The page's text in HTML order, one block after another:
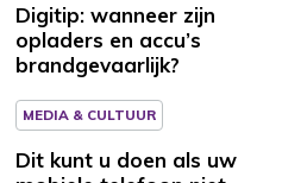
Digitip: wanneer zijn
opladers en accu’s
brandgevaarlijk?
MEDIA & CULTUUR
Dit kunt u doen als uw